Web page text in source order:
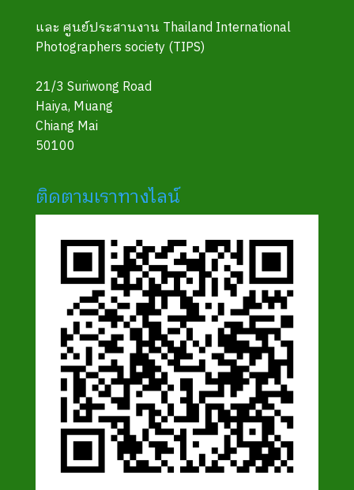
และ ศูนย์ประสานงาน Thailand International
Photographers society (TIPS)
21/3 Suriwong Road
Haiya, Muang
Chiang Mai
50100
ติดตามเราทางไลน์